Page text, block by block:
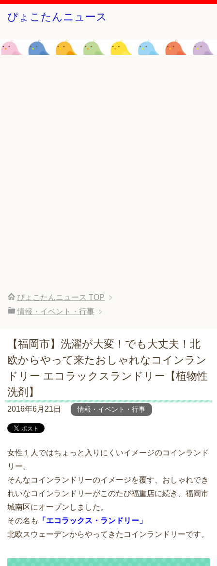
ぴょこたんニュース
ぴょこたんニュース TOP
情報・イベント・行事
【福岡市】洗濯が大変！でも大丈夫！北
欧からやって来たおしゃれなコインラン
ドリー エコラックスランドリー【植物性
洗剤】
2016年6月21日 情報・イベント・行事
女性１人ではちょっと入りにくいイメージのコインランド
リー。
そんなコインランドリーのイメージを覆す、おしゃれでき
れいなコインランドリーがこのたび福重店に続き、福岡市
城南区にオープンしました。
その名も
「エコラックス・ランドリー」
北欧スウェーデンからやってきたコインランドリーです。